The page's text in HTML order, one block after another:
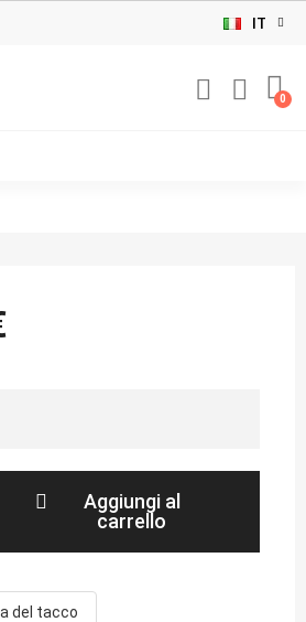
IT
Aggiungi al
carrello
del tacco